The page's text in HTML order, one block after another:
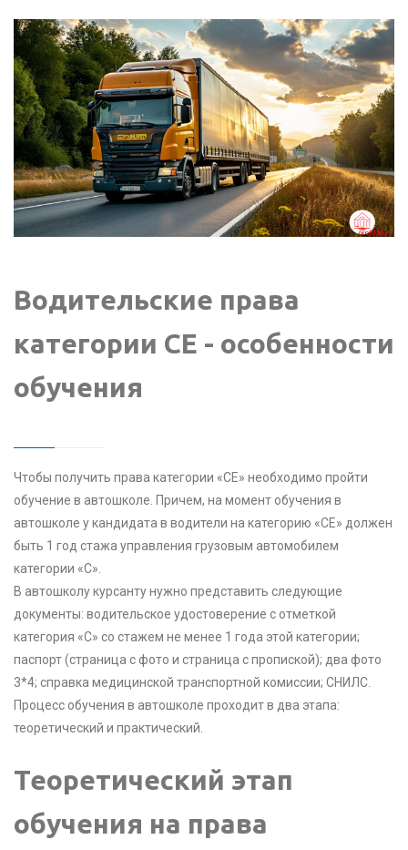
Водительские права
категории CE - особенности
обучения
Чтобы получить права категории «CE» необходимо пройти
обучение в автошколе. Причем, на момент обучения в
автошколе у кандидата в водители на категорию «CE» должен
быть 1 год стажа управления грузовым автомобилем
категории «C».
В автошколу курсанту нужно представить следующие
документы: водительское удостоверение с отметкой
категория «C» со стажем не менее 1 года этой категории;
паспорт (страница с фото и страница с пропиской); два фото
3*4; справка медицинской транспортной комиссии; СНИЛС.
Процесс обучения в автошколе проходит в два этапа:
теоретический и практический.
Теоретический этап
обучения на права